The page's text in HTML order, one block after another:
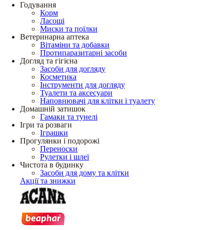
Годування
Корм
Ласощі
Миски та поїлки
Ветеринарна аптека
Вітаміни та добавки
Протипаразитарні засоби
Догляд та гігієна
Засоби для догляду
Косметика
Інструменти для догляду
Туалети та аксесуари
Наповнювачі для клітки і туалету
Домашній затишок
Гамаки та тунелі
Ігри та розваги
Іграшки
Прогулянки і подорожі
Переноски
Рулетки і шлеї
Чистота в будинку
Засоби для дому та клітки
Акції та знижки